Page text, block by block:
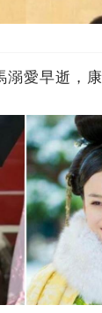
溺愛早逝，